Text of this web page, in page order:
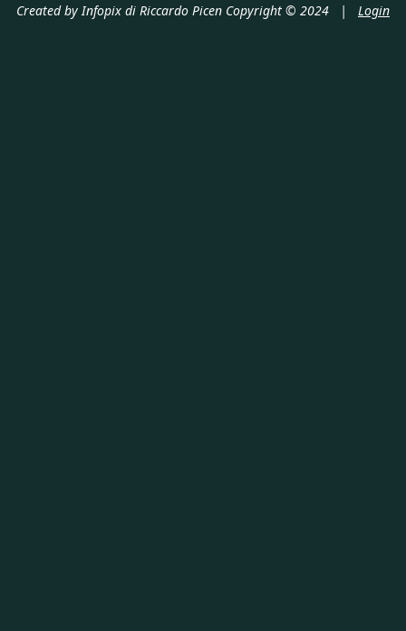
Created by Infopix di Riccardo Picen Copyright © 2024 | Login